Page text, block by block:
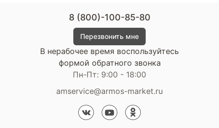
8 (800)-100-85-80
Перезвонить мне
В нерабочее время воспользуйтесь
формой обратного звонка
Пн-Пт: 9:00 - 18:00
amservice@armos-market.ru